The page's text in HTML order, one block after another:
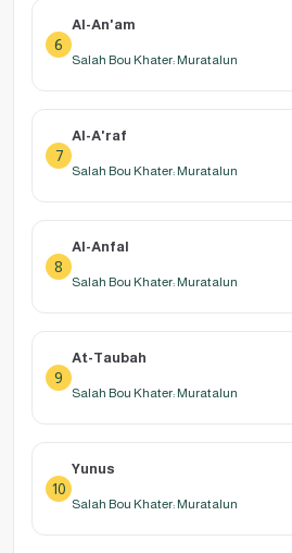
6
Al-An'am
Salah Bou Khater: Muratalun
7
Al-A'raf
Salah Bou Khater: Muratalun
8
Al-Anfal
Salah Bou Khater: Muratalun
9
At-Taubah
Salah Bou Khater: Muratalun
10
Yunus
Salah Bou Khater: Muratalun